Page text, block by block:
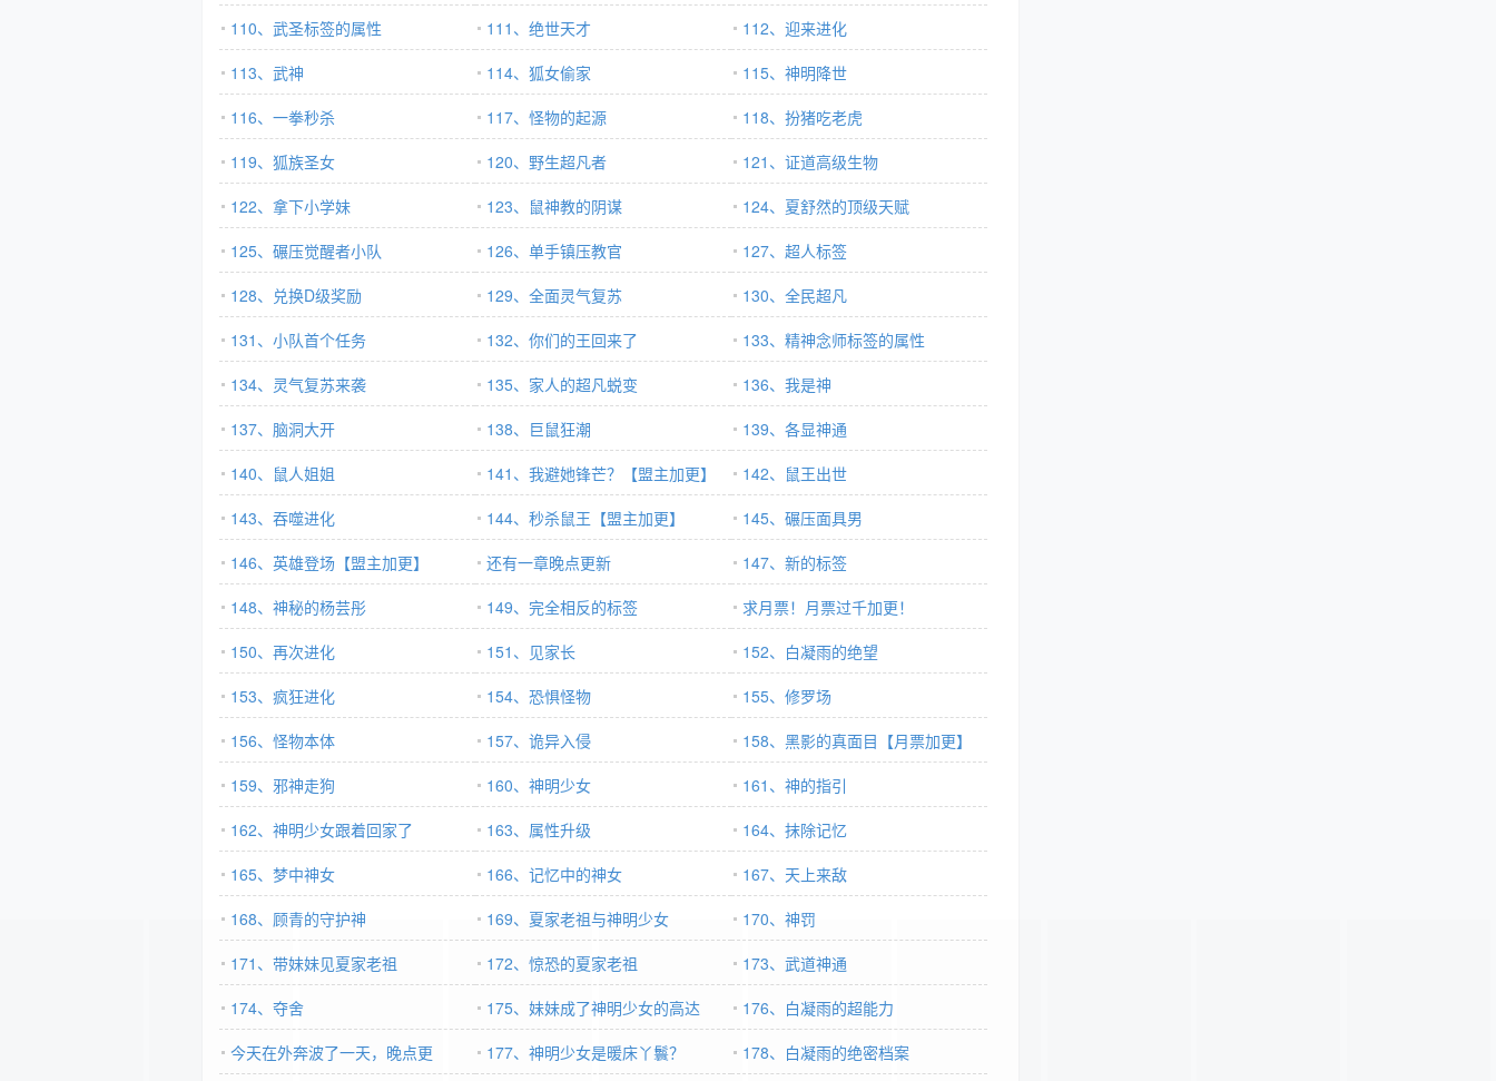
110、武圣标签的属性
111、绝世天才
112、迎来进化
113、武神
114、狐女偷家
115、神明降世
116、一拳秒杀
117、怪物的起源
118、扮猪吃老虎
119、狐族圣女
120、野生超凡者
121、证道高级生物
122、拿下小学妹
123、鼠神教的阴谋
124、夏舒然的顶级天赋
125、碾压觉醒者小队
126、单手镇压教官
127、超人标签
128、兑换D级奖励
129、全面灵气复苏
130、全民超凡
131、小队首个任务
132、你们的王回来了
133、精神念师标签的属性
134、灵气复苏来袭
135、家人的超凡蜕变
136、我是神
137、脑洞大开
138、巨鼠狂潮
139、各显神通
140、鼠人姐姐
141、我避她锋芒？【盟主加更】
142、鼠王出世
143、吞噬进化
144、秒杀鼠王【盟主加更】
145、碾压面具男
146、英雄登场【盟主加更】
还有一章晚点更新
147、新的标签
148、神秘的杨芸彤
149、完全相反的标签
求月票！月票过千加更！
150、再次进化
151、见家长
152、白凝雨的绝望
153、疯狂进化
154、恐惧怪物
155、修罗场
156、怪物本体
157、诡异入侵
158、黑影的真面目【月票加更】
159、邪神走狗
160、神明少女
161、神的指引
162、神明少女跟着回家了
163、属性升级
164、抹除记忆
165、梦中神女
166、记忆中的神女
167、天上来敌
168、顾青的守护神
169、夏家老祖与神明少女
170、神罚
171、带妹妹见夏家老祖
172、惊恐的夏家老祖
173、武道神通
174、夺舍
175、妹妹成了神明少女的高达
176、白凝雨的超能力
今天在外奔波了一天，晚点更
177、神明少女是暖床丫鬟？ 178、白凝雨的绝密档案